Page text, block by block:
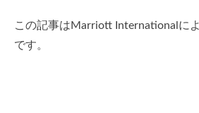
この記事はMarriott Internationalに
です。